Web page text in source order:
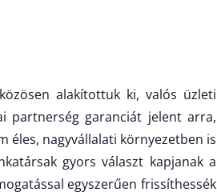
alakítottuk ki, valós üzleti
partnerség garanciát jelent arra,
éles, nagyvállalati környezetben is
gyors választ kapjanak a
egyszerűen frissíthessék